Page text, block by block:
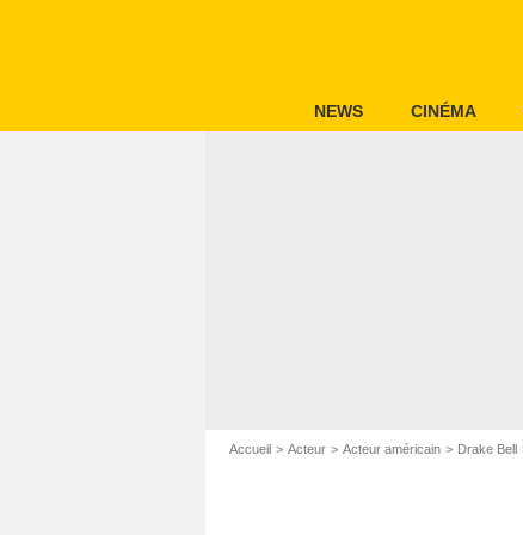
NEWS CINÉMA
Accueil Acteur Acteur américain Drake Bell